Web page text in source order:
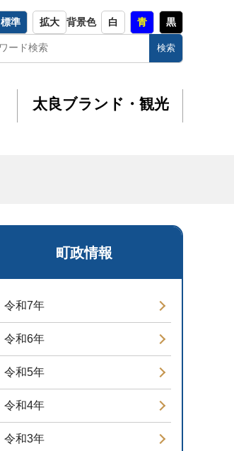
標準 拡大 背景色 白 青 黒
太良ブランド・観光
町政情報
令和7年
令和6年
令和5年
令和4年
令和3年